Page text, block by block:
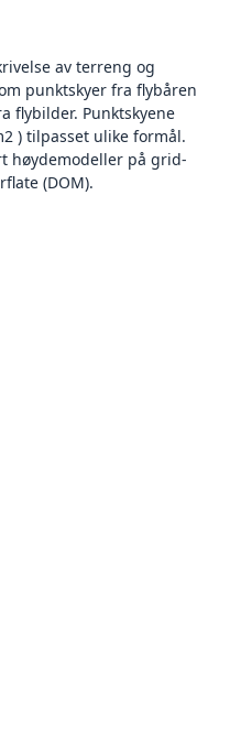
av terreng og
punktskyer fra flybåren
flybilder. Punktskyene
) tilpasset ulike formål.
høydemodeller på grid-
(DOM).